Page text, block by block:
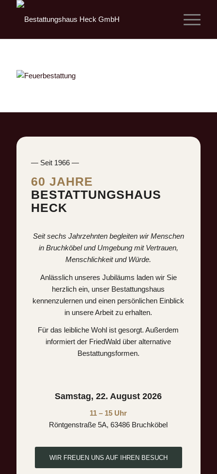
— Seit 1966 —
60 JAHRE
BESTATTUNGSHAUS
HECK
Seit sechs Jahrzehnten begleiten wir Menschen
in Bruchköbel und Umgebung mit Vertrauen,
Menschlichkeit und Würde.
Anlässlich unseres Jubiläums laden wir Sie
herzlich ein, unser Bestattungshaus
kennenzulernen und einen persönlichen Einblick
in unsere Arbeit zu erhalten.
Für das leibliche Wohl ist gesorgt. Außerdem
informiert der FriedWald über alternative
Bestattungsformen.
Samstag, 22. August 2026
11 – 15 Uhr
Röntgenstraße 5A, 63486 Bruchköbel
WIR FREUEN UNS AUF IHREN BESUCH